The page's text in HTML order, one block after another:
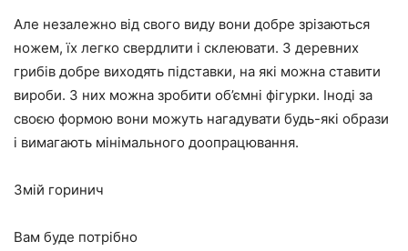
Але незалежно від свого виду вони добре зрізаються
ножем, їх легко свердлити і склеювати. З деревних
грибів добре виходять підставки, на які можна ставити
вироби. З них можна зробити об’ємні фігурки. Іноді за
своєю формою вони можуть нагадувати будь-які образи
і вимагають мінімального доопрацювання.
Змій горинич
Вам буде потрібно